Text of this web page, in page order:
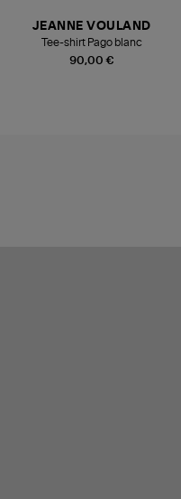
90,00 €
JEANNE VOULAND
Tee-shirt Pago blanc